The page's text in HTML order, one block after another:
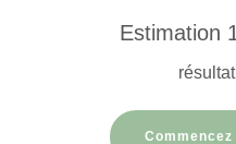
Estimation